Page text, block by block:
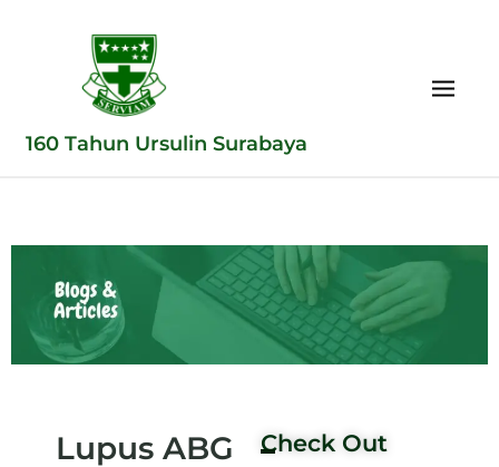
160 Tahun Ursulin Surabaya
Lupus ABG
Check Out